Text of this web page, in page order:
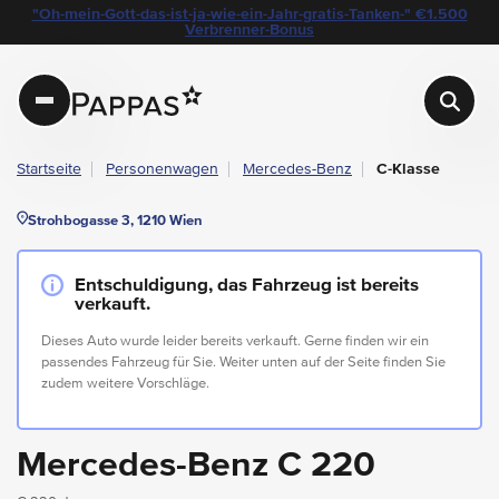
Navigation überspringen
Zum Hauptcontent
Zur Hauptnavigation springen
layout.table-of-content
Technische Daten
Fahrzeugausstattung
Standort & Ansprechpartner
Das könnte Sie auch interessieren
Angebote & Aktionen bei Pappas
"Oh-mein-Gott-das-ist-ja-wie-ein-Jahr-gratis-Tanken-" €1.500
Verbrenner-Bonus
Pappas
Startseite Personenwagen Mercedes-Benz C-Klasse
Strohbogasse 3, 1210 Wien
Entschuldigung, das Fahrzeug ist bereits
verkauft.
Dieses Auto wurde leider bereits verkauft. Gerne finden wir ein
passendes Fahrzeug für Sie. Weiter unten auf der Seite finden Sie
zudem weitere Vorschläge.
Mercedes-Benz C 220